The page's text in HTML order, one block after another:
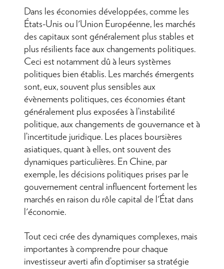
Dans les économies développées, comme les
États-Unis ou l'Union Européenne, les marchés
des capitaux sont généralement plus stables et
plus résilients face aux changements politiques.
Ceci est notamment dû à leurs systèmes
politiques bien établis. Les marchés émergents
sont, eux, souvent plus sensibles aux
évènements politiques, ces économies étant
généralement plus exposées à l’instabilité
politique, aux changements de gouvernance et à
l’incertitude juridique. Les places boursières
asiatiques, quant à elles, ont souvent des
dynamiques particulières. En Chine, par
exemple, les décisions politiques prises par le
gouvernement central influencent fortement les
marchés en raison du rôle capital de l'État dans
l'économie.
Tout ceci crée des dynamiques complexes, mais
importantes à comprendre pour chaque
investisseur averti afin d’optimiser sa stratégie